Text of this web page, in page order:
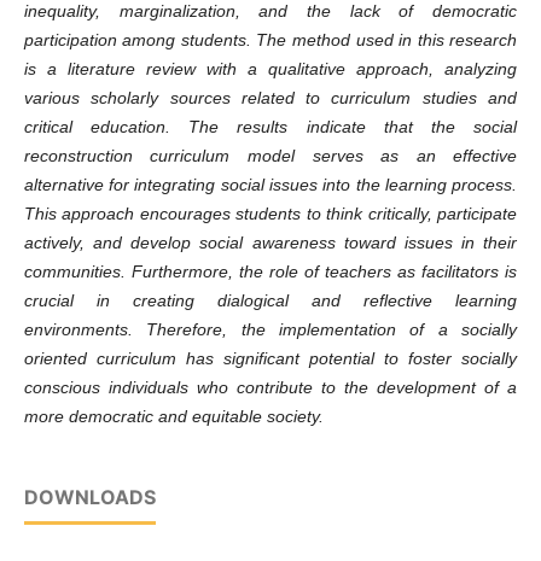
inequality, marginalization, and the lack of democratic
participation among students. The method used in this research
is a literature review with a qualitative approach, analyzing
various scholarly sources related to curriculum studies and
critical education. The results indicate that the social
reconstruction curriculum model serves as an effective
alternative for integrating social issues into the learning process.
This approach encourages students to think critically, participate
actively, and develop social awareness toward issues in their
communities. Furthermore, the role of teachers as facilitators is
crucial in creating dialogical and reflective learning
environments. Therefore, the implementation of a socially
oriented curriculum has significant potential to foster socially
conscious individuals who contribute to the development of a
more democratic and equitable society.
DOWNLOADS